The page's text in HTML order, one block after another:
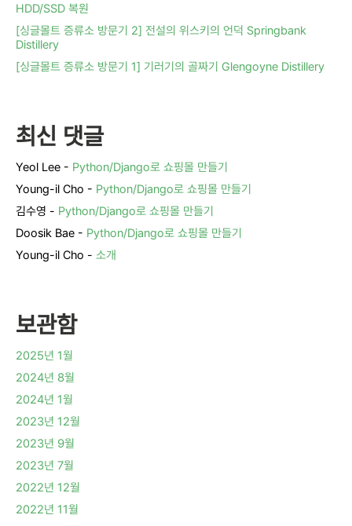
HDD/SSD 복원
[싱글몰트 증류소 방문기 2] 전설의 위스키의 언덕 Springbank
Distillery
[싱글몰트 증류소 방문기 1] 기러기의 골짜기 Glengoyne Distillery
최신 댓글
Yeol Lee - Python/Django로 쇼핑몰 만들기
Young-il Cho - Python/Django로 쇼핑몰 만들기
김수영 - Python/Django로 쇼핑몰 만들기
Doosik Bae - Python/Django로 쇼핑몰 만들기
Young-il Cho - 소개
보관함
2025년 1월
2024년 8월
2024년 1월
2023년 12월
2023년 9월
2023년 7월
2022년 12월
2022년 11월